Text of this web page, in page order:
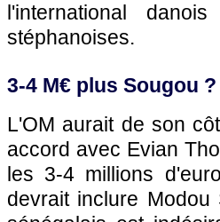
l'international
stéphanoises.
3-4 M€ plus Sougou ?
L'OM aurait de son
accord avec Evian
les 3-4 millions
devrait inclure Modou